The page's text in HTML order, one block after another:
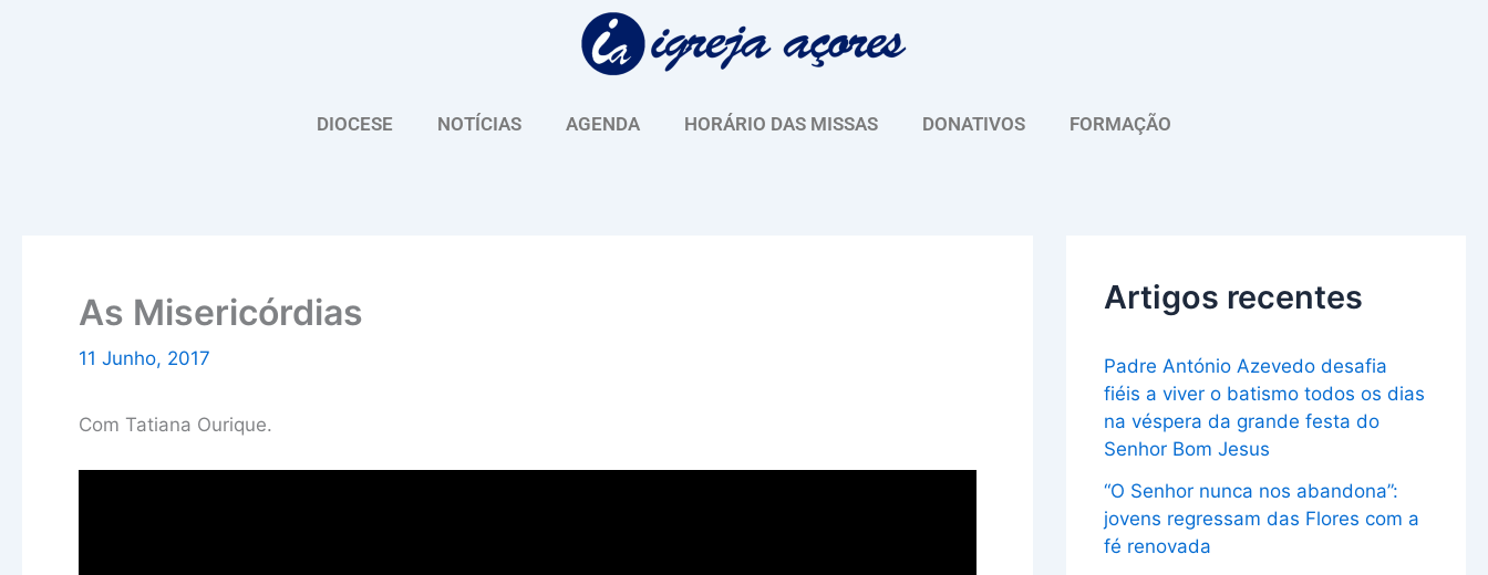
DIOCESE NOTÍCIAS AGENDA HORÁRIO DAS MISSAS DONATIVOS FORMAÇÃO
As Misericórdias
11 Junho, 2017
Com Tatiana Ourique.
Artigos recentes
Padre António Azevedo desafia
fiéis a viver o batismo todos os dias
na véspera da grande festa do
Senhor Bom Jesus
“O Senhor nunca nos abandona”:
jovens regressam das Flores com a
fé renovada
u